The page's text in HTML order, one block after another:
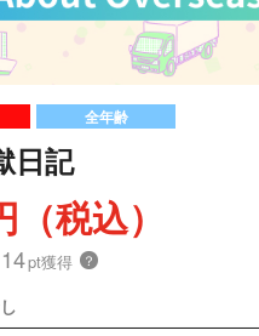
全年齢
日記
税込）
14pt獲得 ？